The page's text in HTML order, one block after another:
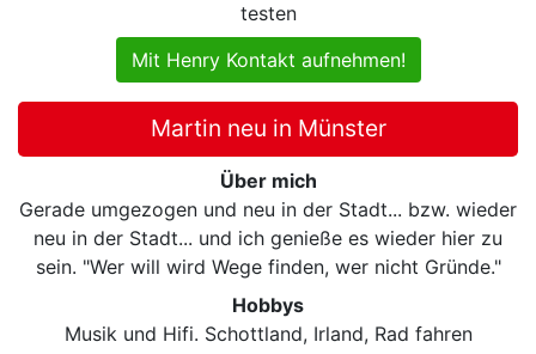
testen
Mit Henry Kontakt aufnehmen!
Martin neu in Münster
Über mich
Gerade umgezogen und neu in der Stadt... bzw. wieder
neu in der Stadt... und ich genieße es wieder hier zu
sein. "Wer will wird Wege finden, wer nicht Gründe."
Hobbys
Musik und Hifi. Schottland, Irland, Rad fahren